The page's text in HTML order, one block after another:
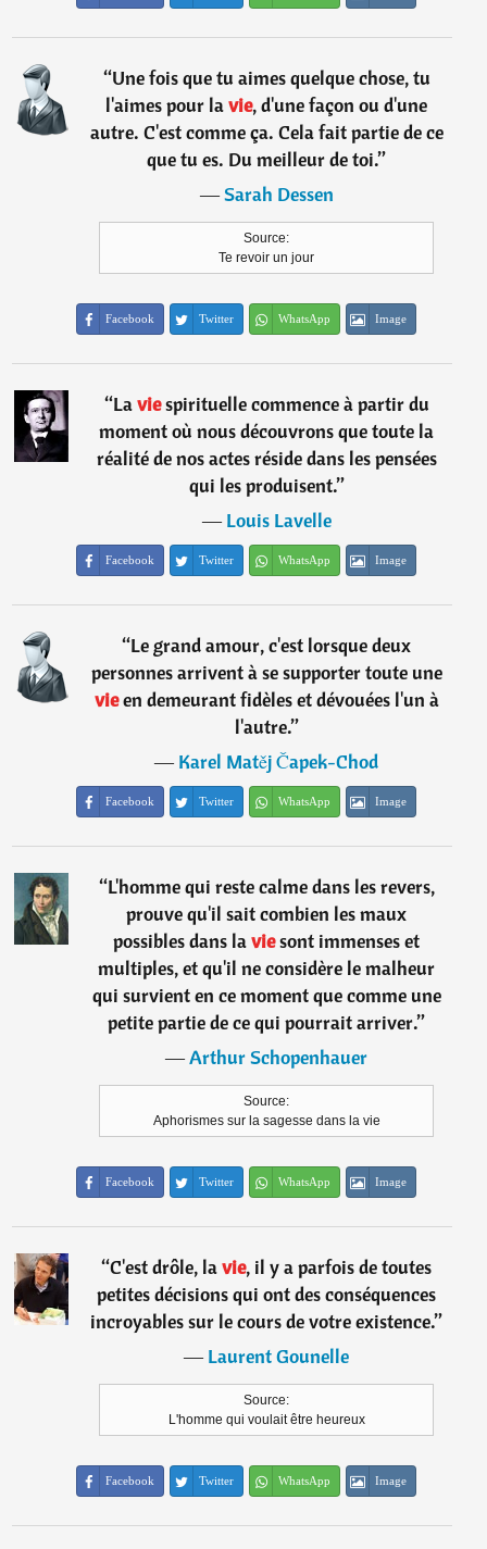
“Une fois que tu aimes quelque chose, tu
l'aimes pour lavie, d'une façon ou d'une
autre. C'est comme ça. Cela fait partie de ce
que tu es. Du meilleur de toi.”
―Sarah Dessen
Source:
Te revoir un jour
Facebook Twitter WhatsApp Image
“Laviespirituelle commence à partir du
moment où nous découvrons que toute la
réalité de nos actes réside dans les pensées
qui les produisent.”
―Louis Lavelle
Facebook Twitter WhatsApp Image
“Le grand amour, c'est lorsque deux
personnes arrivent à se supporter toute une
vieen demeurant fidèles et dévouées l'un à
l'autre.”
―Karel Matěj Čapek-Chod
Facebook Twitter WhatsApp Image
“L'homme qui reste calme dans les revers,
prouve qu'il sait combien les maux
possibles dans laviesont immenses et
multiples, et qu'il ne considère le malheur
qui survient en ce moment que comme une
petite partie de ce qui pourrait arriver.”
―Arthur Schopenhauer
Source:
Aphorismes sur la sagesse dans la vie
Facebook Twitter WhatsApp Image
“C'est drôle, lavie, il y a parfois de toutes
petites décisions qui ont des conséquences
incroyables sur le cours de votre existence.”
―Laurent Gounelle
Source:
L'homme qui voulait être heureux
Facebook Twitter WhatsApp Image